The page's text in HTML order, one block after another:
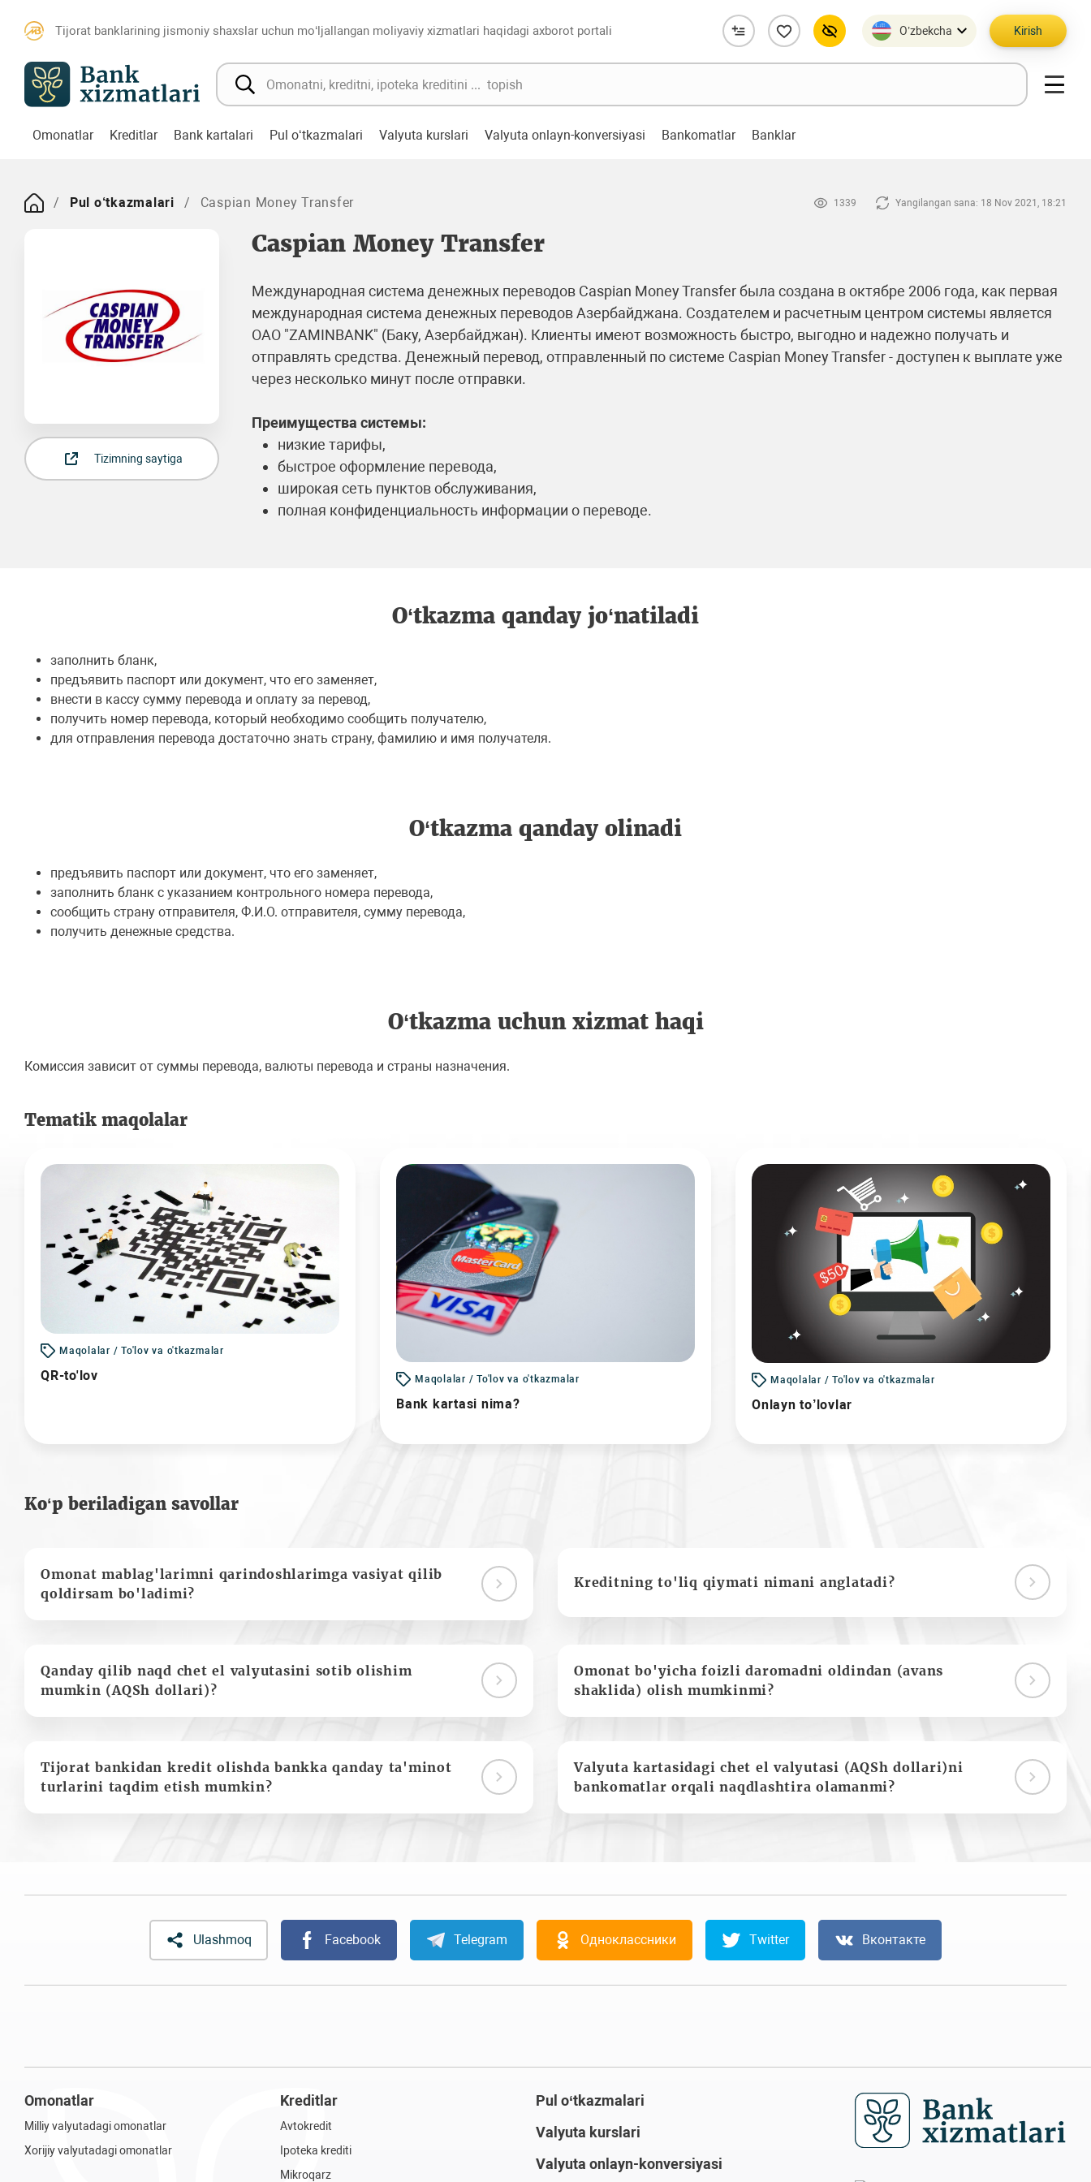
Tijorat banklarining jismoniy shaxslar uchun mo‘ljallangan moliyaviy xizmatlari haqidagi axborot portali O’zbekcha Kirish
Omonatlar Kreditlar Bank kartalari Pul o‘tkazmalari Valyuta kurslari Valyuta onlayn-konversiyasi Bankomatlar Banklar
Pul o‘tkazmalari Caspian Money Transfer 1339 Yangilangan sana: 18 Nov 2021, 18:21
Caspian Money Transfer
Tizimning saytiga
Международная система денежных переводов Caspian Money Transfer была создана в октябре 2006 года, как первая
международная система денежных переводов Азербайджана. Создателем и расчетным центром системы является
ОАО "ZAMINBANK" (Баку, Азербайджан). Клиенты имеют возможность быстро, выгодно и надежно получать и
отправлять средства. Денежный перевод, отправленный по системе Caspian Money Transfer - доступен к выплате уже
через несколько минут после отправки.
Преимущества системы:
низкие тарифы,
быстрое оформление перевода,
широкая сеть пунктов обслуживания,
полная конфиденциальность информации о переводе.
O‘tkazma qanday jo‘natiladi
заполнить бланк,
предъявить паспорт или документ, что его заменяет,
внести в кассу сумму перевода и оплату за перевод,
получить номер перевода, который необходимо сообщить получателю,
для отправления перевода достаточно знать страну, фамилию и имя получателя.
O‘tkazma qanday olinadi
предъявить паспорт или документ, что его заменяет,
заполнить бланк с указанием контрольного номера перевода,
сообщить страну отправителя, Ф.И.О. отправителя, сумму перевода,
получить денежные средства.
O‘tkazma uchun хizmat haqi
Комиссия зависит от суммы перевода, валюты перевода и страны назначения.
Tematik maqolalar
Maqolalar / To'lov va o'tkazmalar
QR-to'lov Maqolalar / To'lov va o'tkazmalar
Bank kartasi nima?
Maqolalar / To'lov va o'tkazmalar
Onlayn to’lovlar
Ko‘p beriladigan savollar
Omonat mablag'larimni qarindoshlarimga vasiyat qilib
qoldirsam bo'ladimi?
Kreditning to'liq qiymati nimani anglatadi?
Qanday qilib naqd chet el valyutasini sotib olishim
mumkin (AQSh dollari)?
Omonat bo'yicha foizli daromadni oldindan (avans
shaklida) olish mumkinmi?
Tijorat bankidan kredit olishda bankka qanday ta'minot
turlarini taqdim etish mumkin?
Valyuta kartasidagi chet el valyutasi (AQSh dollari)ni
bankomatlar orqali naqdlashtira olamanmi?
Ulashmoq Facebook Telegram Одноклассники Twitter Вконтакте
Omonatlar
Milliy valyutadagi omonatlar
Xorijiy valyutadagi omonatlar
Kreditlar
Avtokredit
Ipoteka krediti
Mikroqarz
Pul o‘tkazmalari
Valyuta kurslari
Valyuta onlayn-konversiyasi